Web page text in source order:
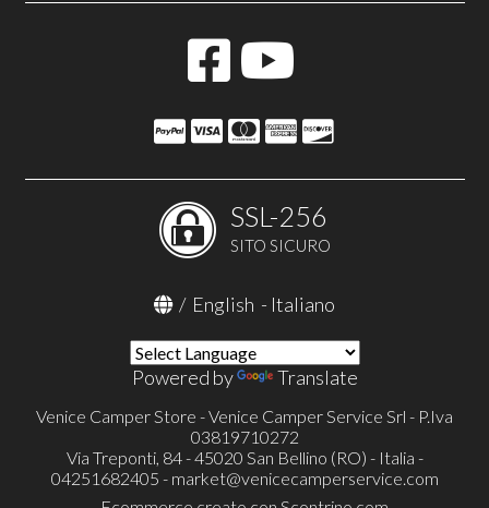
SSL-256
SITO SICURO
/ English - Italiano
Powered by Translate
Venice Camper Store - Venice Camper Service Srl - P.Iva
03819710272
Via Treponti, 84 - 45020 San Bellino (RO) - Italia -
04251682405 - market@venicecamperservice.com